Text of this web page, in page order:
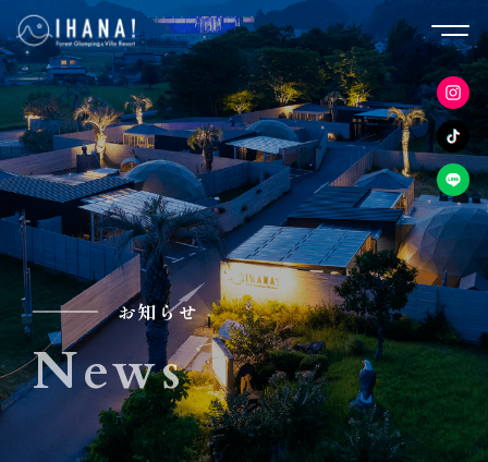
お知らせ
News